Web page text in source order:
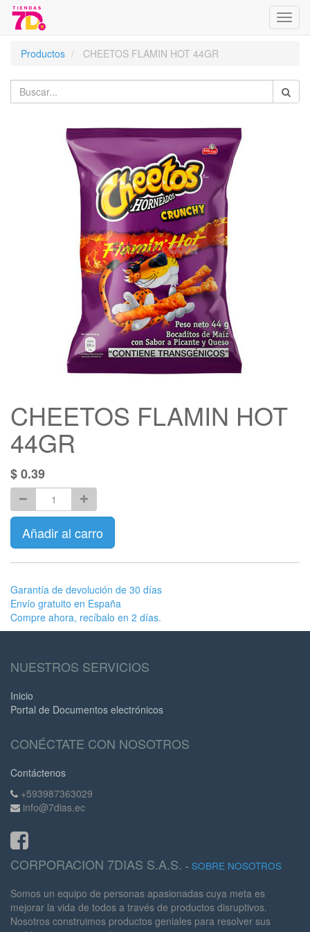
Menú
de
Productos CHEETOS FLAMIN HOT 44GR
CHEETOS FLAMIN HOT
44GR
$0.39
Añadir al carro
Garantía de devolución de 30 días
Envío gratuito en España
Compre ahora, recíbalo en 2 días.
NUESTROS SERVICIOS
Inicio
Portal de Documentos electrónicos
CONÉCTATE CON NOSOTROS
Contáctenos
+593987363029
info@7dias.ec
CORPORACION 7DIAS S.A.S. - SOBRE NOSOTROS
Somos un equipo de personas apasionadas cuya meta es
mejorar la vida de todos a través de productos disruptivos.
Nosotros construimos productos geniales para resolver sus